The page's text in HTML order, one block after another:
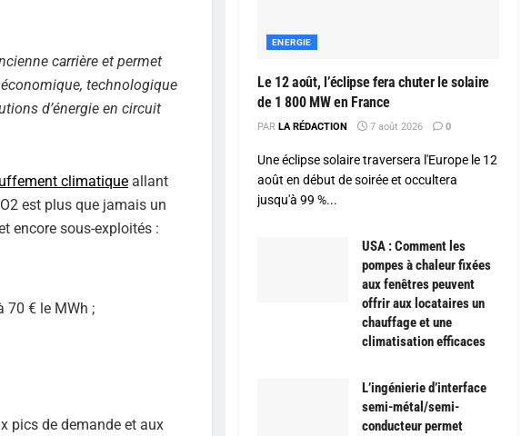
carrière et permet
technologique
d’énergie en circuit
climatique allant
est plus que jamais un
encore sous-exploités :
70 € le MWh ;
pics de demande et aux
ENERGIE
Le 12 août, l’éclipse fera chuter le solaire
de 1 800 MW en France
PAR LA RÉDACTION 7 août 2026 0
Une éclipse solaire traversera l'Europe le 12
août en début de soirée et occultera
jusqu'à 99 %...
USA : Comment les
pompes à chaleur fixées
aux fenêtres peuvent
offrir aux locataires un
chauffage et une
climatisation efficaces
L’ingénierie d’interface
semi-métal/semi-
conducteur permet